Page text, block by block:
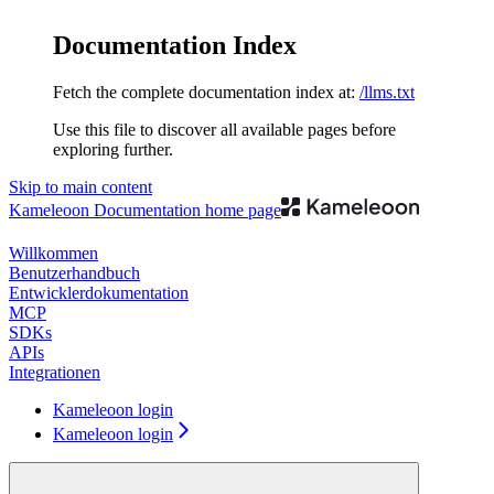
Documentation Index
Fetch the complete documentation index at: /llms.txt
Use this file to discover all available pages before
exploring further.
Skip to main content
Kameleoon Documentation home page
Willkommen
Benutzerhandbuch
Entwicklerdokumentation
MCP
SDKs
APIs
Integrationen
Kameleoon login
Kameleoon login